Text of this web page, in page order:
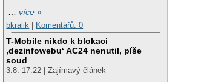
…více »
bkralik
Komentářů: 0
T-Mobile nikdo k blokaci
‚dezinfowebu‘ AC24 nenutil, píše
soud
3.8. 17:22 | Zajímavý článek